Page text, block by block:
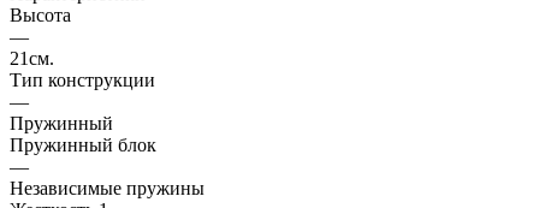
Высота
—
21см.
Тип конструкции
—
Пружинный
Пружинный блок
—
Независимые пружины